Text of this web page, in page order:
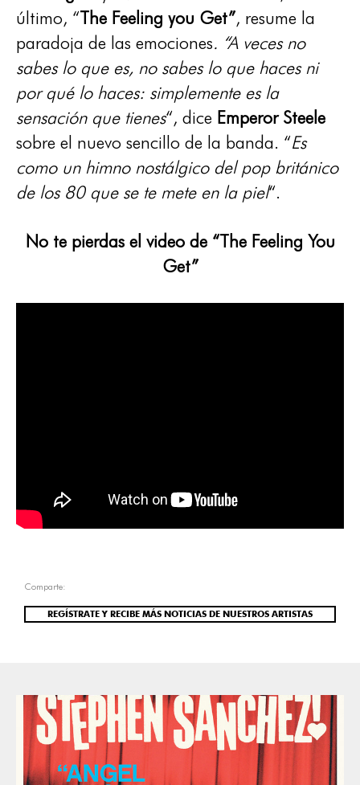
último, “The Feeling you Get”, resume la
paradoja de las emociones. “A veces no
sabes lo que es, no sabes lo que haces ni
por qué lo haces: simplemente es la
sensación que tienes“, dice Emperor Steele
sobre el nuevo sencillo de la banda. “Es
como un himno nostálgico del pop británico
de los 80 que se te mete en la piel“.
No te pierdas el video de “The Feeling You
Get”
Comparte:
REGÍSTRATE Y RECIBE MÁS NOTICIAS DE NUESTROS ARTISTAS